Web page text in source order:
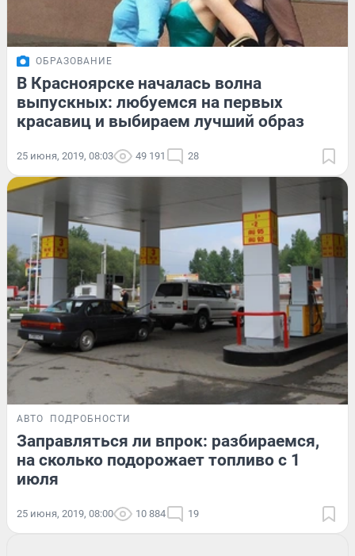
ОБРАЗОВАНИЕ
В Красноярске началась волна
выпускных: любуемся на первых
красавиц и выбираем лучший образ
25 июня, 2019, 08:03 49 191 28
АВТО ПОДРОБНОСТИ
Заправляться ли впрок: разбираемся,
на сколько подорожает топливо с 1
июля
25 июня, 2019, 08:00 10 884 19